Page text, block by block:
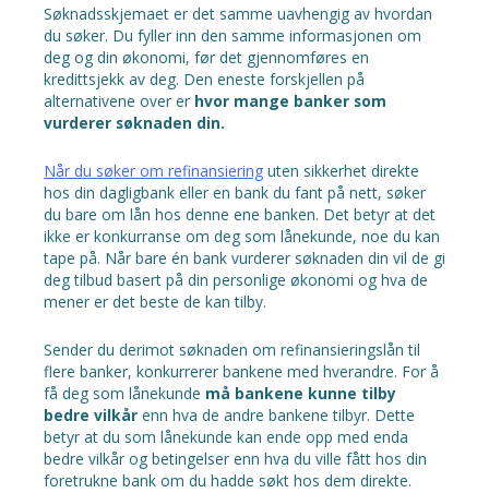
Søknadsskjemaet er det samme uavhengig av hvordan
du søker. Du fyller inn den samme informasjonen om
deg og din økonomi, før det gjennomføres en
kredittsjekk av deg. Den eneste forskjellen på
alternativene over er hvor mange banker som
vurderer søknaden din.
Når du søker om refinansiering uten sikkerhet direkte
hos din dagligbank eller en bank du fant på nett, søker
du bare om lån hos denne ene banken. Det betyr at det
ikke er konkurranse om deg som lånekunde, noe du kan
tape på. Når bare én bank vurderer søknaden din vil de gi
deg tilbud basert på din personlige økonomi og hva de
mener er det beste de kan tilby.
Sender du derimot søknaden om refinansieringslån til
flere banker, konkurrerer bankene med hverandre. For å
få deg som lånekunde må bankene kunne tilby
bedre vilkår enn hva de andre bankene tilbyr. Dette
betyr at du som lånekunde kan ende opp med enda
bedre vilkår og betingelser enn hva du ville fått hos din
foretrukne bank om du hadde søkt hos dem direkte.